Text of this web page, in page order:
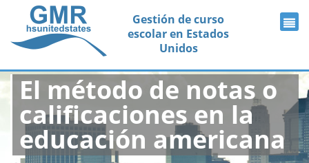
Gestión de curso
escolar en Estados
Unidos
El método de notas o
calificaciones en la
educación americana